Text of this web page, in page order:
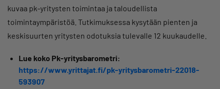
kuvaa pk-yritysten toimintaa ja taloudellista
toimintaympäristöä. Tutkimuksessa kysytään pienten ja
keskisuurten yritysten odotuksia tulevalle 12 kuukaudelle.
Lue koko Pk-yritysbarometri:
https://www.yrittajat.fi/pk-yritysbarometri-22018-
593907